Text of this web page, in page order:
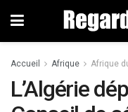
Accueil Afrique Afrique
L’Algérie